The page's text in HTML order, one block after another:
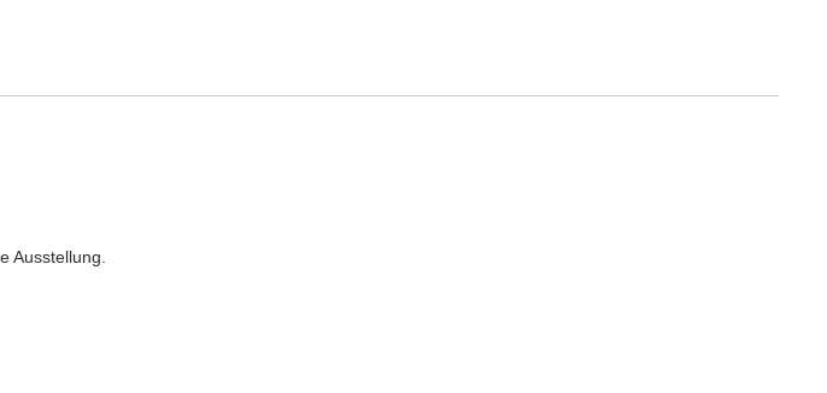
Ausstellung.